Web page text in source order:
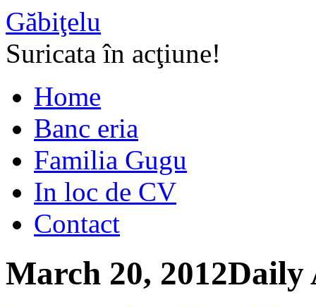
Găbiţelu
Suricata în acţiune!
Home
Banc eria
Familia Gugu
In loc de CV
Contact
March 20, 2012Daily